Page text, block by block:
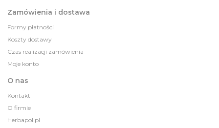
Zamówienia i dostawa
Formy płatności
Koszty dostawy
Czas realizacji zamówienia
Moje konto
O nas
Kontakt
O firmie
Herbapol.pl